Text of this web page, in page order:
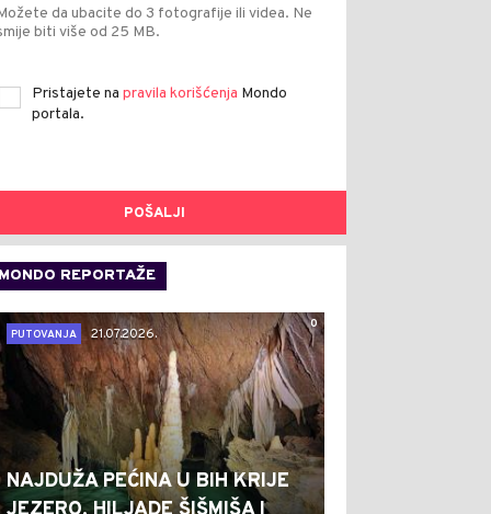
da ubacite do 3 fotografije ili videa. Ne
biti više od 25 MB.
Pristajete na pravila korišćenja Mondo
portala.
POŠALJI
MONDO REPORTAŽE
0
PUTOVANJA
21.07.2026.
NAJDUŽA PEĆINA U BIH KRIJE